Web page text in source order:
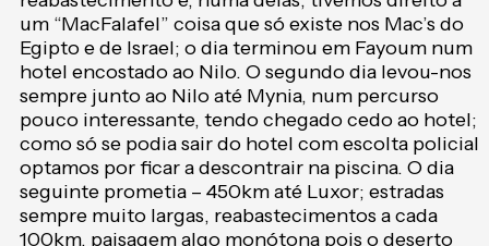
um “MacFalafel” coisa que só existe nos Mac’s do
Egipto e de Israel; o dia terminou em Fayoum num
hotel encostado ao Nilo. O segundo dia levou-nos
sempre junto ao Nilo até Mynia, num percurso
pouco interessante, tendo chegado cedo ao hotel;
como só se podia sair do hotel com escolta policial,
optamos por ficar a descontrair na piscina. O dia
seguinte prometia – 450km até Luxor; estradas
sempre muito largas, reabastecimentos a cada
100km, paisagem algo monótona pois o deserto